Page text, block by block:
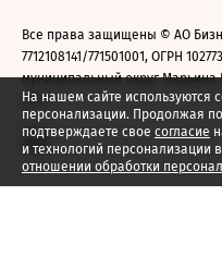
На нашем сайте используются
персонализации. Продолжая
подтверждаете свое согласие
и технологий персонализации
отношении обработки
Все права защищены © АО
7712108141/771501001, ОГРН
муниципальный округ Марьина
2026